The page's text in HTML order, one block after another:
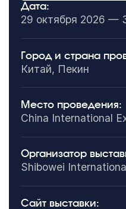
Дата:
29 октября 2026 —
Город и страна
Китай, Пекин
Место проведения:
China International
Организатор
Shibowei
Сайт выставки: